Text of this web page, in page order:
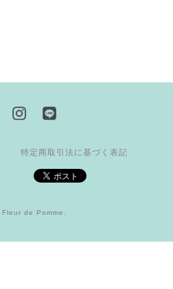
特定商取引法に基づく表記
de Pomme.